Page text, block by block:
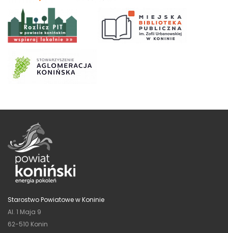
Starostwo Powiatowe w Koninie
Al. 1 Maja 9
62-510 Konin